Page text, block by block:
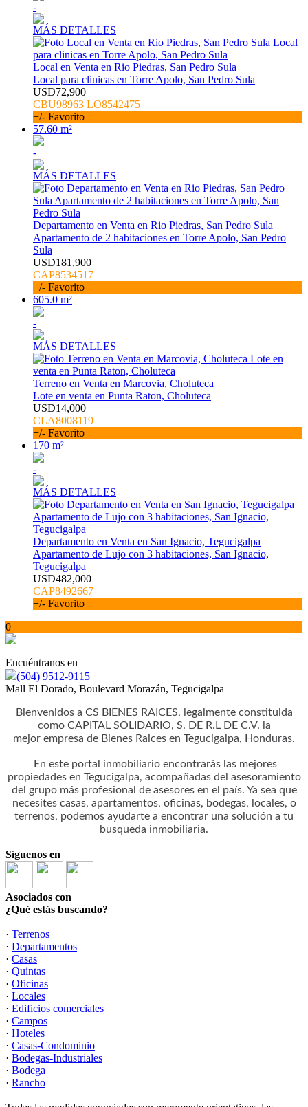
-
MÁS DETALLES
Local en Venta en Rio Piedras, San Pedro Sula
Local para clinicas en Torre Apolo, San Pedro Sula
USD72,900
CBU98963 LO8542475
+/- Favorito
57.60 m²
-
MÁS DETALLES
Departamento en Venta en Rio Piedras, San Pedro Sula
Apartamento de 2 habitaciones en Torre Apolo, San Pedro
Sula
USD181,900
CAP8534517
+/- Favorito
605.0 m²
-
MÁS DETALLES
Terreno en Venta en Marcovia, Choluteca
Lote en venta en Punta Raton, Choluteca
USD14,000
CLA8008119
+/- Favorito
170 m²
-
MÁS DETALLES
Departamento en Venta en San Ignacio, Tegucigalpa
Apartamento de Lujo con 3 habitaciones, San Ignacio,
Tegucigalpa
USD482,000
CAP8492667
+/- Favorito
0
Encuéntranos en
(504) 9512-9115
Mall El Dorado, Boulevard Morazán, Tegucigalpa
Bienvenidos a CS BIENES RAICES, legalmente constituida
como CAPITAL SOLIDARIO, S. DE R.L DE C.V. la
mejor empresa de Bienes Raices en Tegucigalpa, Honduras.
En este portal inmobiliario encontrarás las mejores
propiedades en Tegucigalpa, acompañadas del asesoramiento
del grupo más profesional de asesores en el país. Ya sea que
necesites casas, apartamentos, oficinas, bodegas, locales, o
terrenos, podemos ayudarte a encontrar una solución a tu
busqueda inmobiliaria.
Síguenos en
Asociados con
¿Qué estás buscando?
· Terrenos
· Departamentos
· Casas
· Quintas
· Oficinas
· Locales
· Edificios comerciales
· Campos
· Hoteles
· Casas-Condominio
· Bodegas-Industriales
· Bodega
· Rancho